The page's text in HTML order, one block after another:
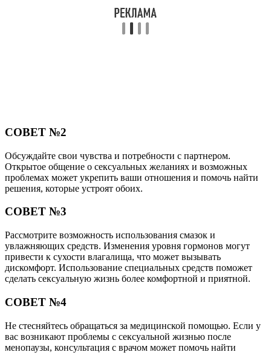
СОВЕТ №2
Обсуждайте свои чувства и потребности с партнером.
Открытое общение о сексуальных желаниях и возможных
проблемах может укрепить ваши отношения и помочь найти
решения, которые устроят обоих.
СОВЕТ №3
Рассмотрите возможность использования смазок и
увлажняющих средств. Изменения уровня гормонов могут
привести к сухости влагалища, что может вызывать
дискомфорт. Использование специальных средств поможет
сделать сексуальную жизнь более комфортной и приятной.
СОВЕТ №4
Не стесняйтесь обращаться за медицинской помощью. Если у
вас возникают проблемы с сексуальной жизнью после
менопаузы, консультация с врачом может помочь найти